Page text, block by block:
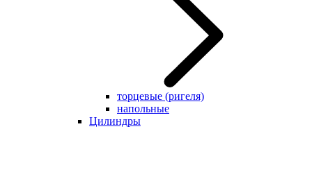
торцевые (ригеля)
напольные
Цилиндры